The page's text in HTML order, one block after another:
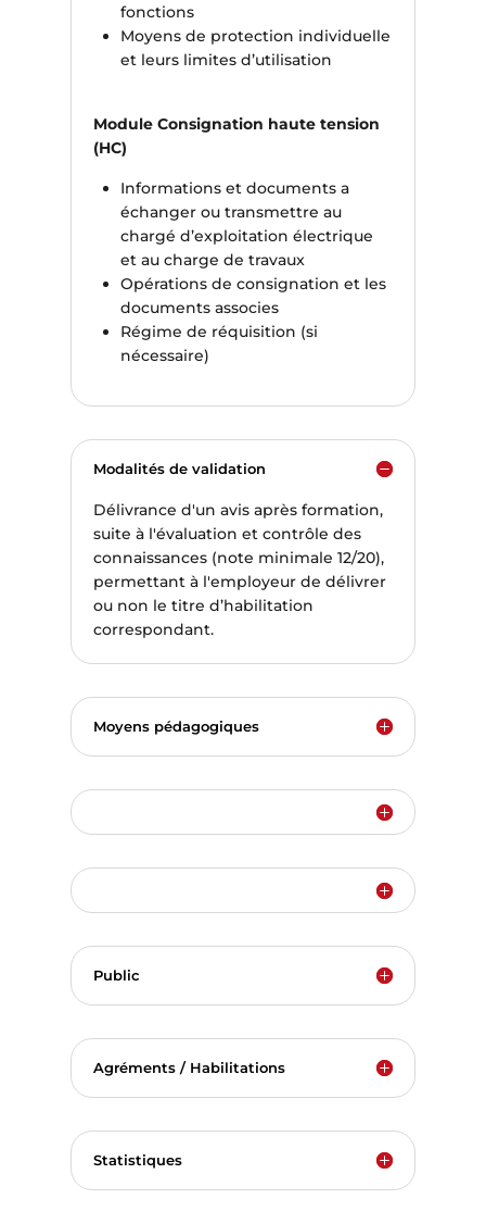
fonctions
Moyens de protection individuelle
et leurs limites d’utilisation
Module Consignation haute tension
(HC)
Informations et documents a
échanger ou transmettre au
chargé d’exploitation électrique
et au charge de travaux
Opérations de consignation et les
documents associes
Régime de réquisition (si
nécessaire)
Modalités de validation
Délivrance d'un avis après formation,
suite à l'évaluation et contrôle des
connaissances (note minimale 12/20),
permettant à l'employeur de délivrer
ou non le titre d’habilitation
correspondant.
Moyens pédagogiques
Public
Agréments / Habilitations
Statistiques